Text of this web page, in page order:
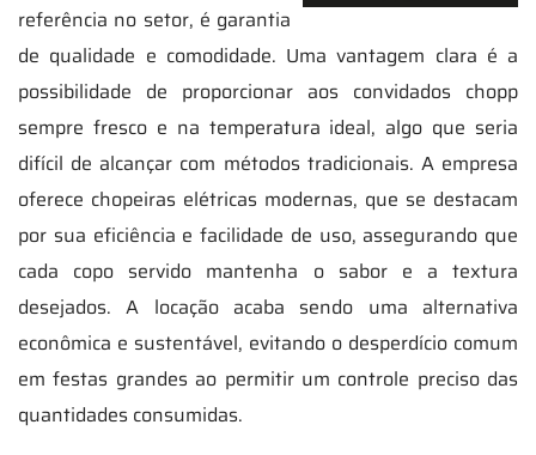
referência no setor, é garantia
de qualidade e comodidade. Uma vantagem clara é a
possibilidade de proporcionar aos convidados chopp
sempre fresco e na temperatura ideal, algo que seria
difícil de alcançar com métodos tradicionais. A empresa
oferece chopeiras elétricas modernas, que se destacam
por sua eficiência e facilidade de uso, assegurando que
cada copo servido mantenha o sabor e a textura
desejados. A locação acaba sendo uma alternativa
econômica e sustentável, evitando o desperdício comum
em festas grandes ao permitir um controle preciso das
quantidades consumidas.